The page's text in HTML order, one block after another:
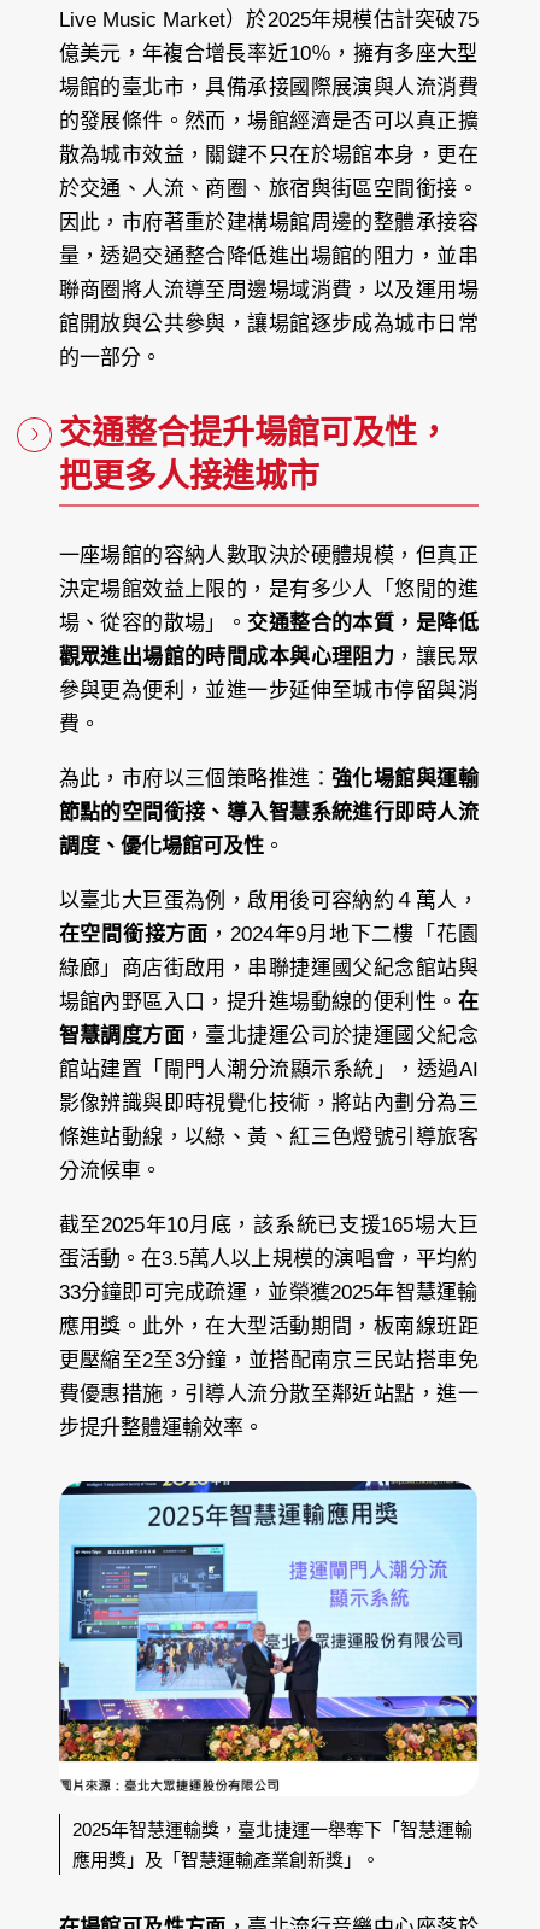
Live Music Market）於2025年規模估計突破75
億美元，年複合增長率近10％，擁有多座大型
場館的臺北市，具備承接國際展演與人流消費
的發展條件。然而，場館經濟是否可以真正擴
散為城市效益，關鍵不只在於場館本身，更在
於交通、人流、商圈、旅宿與街區空間銜接。
因此，市府著重於建構場館周邊的整體承接容
量，透過交通整合降低進出場館的阻力，並串
聯商圈將人流導至周邊場域消費，以及運用場
館開放與公共參與，讓場館逐步成為城市日常
的一部分。
交通整合提升場館可及性，
把更多人接進城市
一座場館的容納人數取決於硬體規模，但真正
決定場館效益上限的，是有多少人「悠閒的進
場、從容的散場」。 交通整合的本質，是降低
觀眾進出場館的時間成本與心理阻力 ，讓民眾
參與更為便利，並進一步延伸至城市停留與消
費。
為此，市府以三個策略推進： 強化場館與運輸
節點的空間銜接、導入智慧系統進行即時人流
調度、優化場館可及性。
以臺北大巨蛋為例，啟用後可容納約４萬人，
在空間銜接方面 ，2024年9月地下二樓「花園
綠廊」商店街啟用，串聯捷運國父紀念館站與
場館內野區入口，提升進場動線的便利性。 在
智慧調度方面 ，臺北捷運公司於捷運國父紀念
館站建置「閘門人潮分流顯示系統」，透過AI
影像辨識與即時視覺化技術，將站內劃分為三
條進站動線，以綠、黃、紅三色燈號引導旅客
分流候車。
截至2025年10月底，該系統已支援165場大巨
蛋活動。在3.5萬人以上規模的演唱會，平均約
33分鐘即可完成疏運，並榮獲2025年智慧運輸
應用獎。此外，在大型活動期間，板南線班距
更壓縮至2至3分鐘，並搭配南京三民站搭車免
費優惠措施，引導人流分散至鄰近站點，進一
步提升整體運輸效率。
2025年智慧運輸獎，臺北捷運一舉奪下「智慧運輸
應用獎」及「智慧運輸產業創新獎」。